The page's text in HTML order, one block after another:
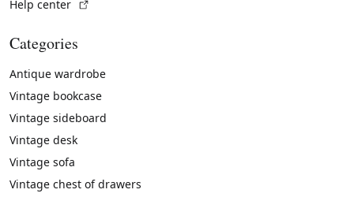
Help center
Categories
Antique wardrobe
Vintage bookcase
Vintage sideboard
Vintage desk
Vintage sofa
Vintage chest of drawers